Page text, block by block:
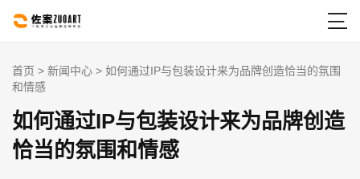

首页 > 新闻中心 > 如何通过IP与包装设计来为品牌创造恰当的氛围
和情感
如何通过IP与包装设计来为品牌创造
恰当的氛围和情感